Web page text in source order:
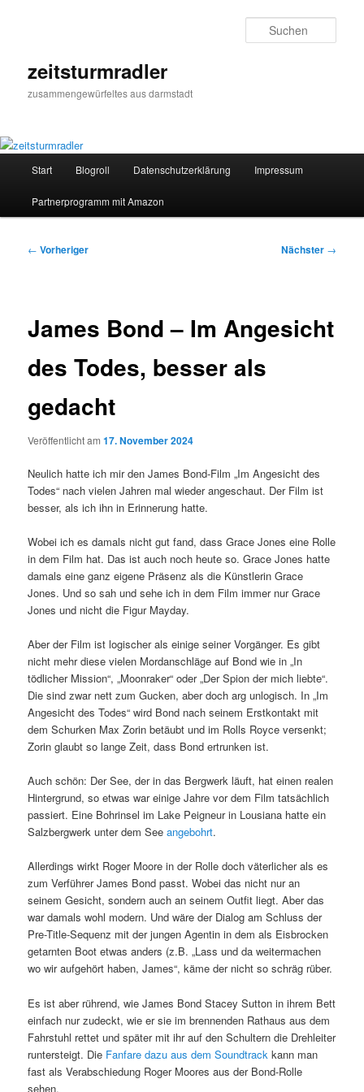
zeitsturmradler
zusammengewürfeltes aus darmstadt
Start Blogroll Datenschutzerklärung Impressum
Partnerprogramm mit Amazon
Beitragsnavigation
← Vorheriger Nächster →
James Bond – Im Angesicht
des Todes, besser als
gedacht
Veröffentlicht am17. November 2024
Neulich hatte ich mir den James Bond-Film „Im Angesicht des
Todes“ nach vielen Jahren mal wieder angeschaut. Der Film ist
besser, als ich ihn in Erinnerung hatte.
Wobei ich es damals nicht gut fand, dass Grace Jones eine Rolle
in dem Film hat. Das ist auch noch heute so. Grace Jones hatte
damals eine ganz eigene Präsenz als die Künstlerin Grace
Jones. Und so sah und sehe ich in dem Film immer nur Grace
Jones und nicht die Figur Mayday.
Aber der Film ist logischer als einige seiner Vorgänger. Es gibt
nicht mehr diese vielen Mordanschläge auf Bond wie in „In
tödlicher Mission“, „Moonraker“ oder „Der Spion der mich liebte“.
Die sind zwar nett zum Gucken, aber doch arg unlogisch. In „Im
Angesicht des Todes“ wird Bond nach seinem Erstkontakt mit
dem Schurken Max Zorin betäubt und im Rolls Royce versenkt;
Zorin glaubt so lange Zeit, dass Bond ertrunken ist.
Auch schön: Der See, der in das Bergwerk läuft, hat einen realen
Hintergrund, so etwas war einige Jahre vor dem Film tatsächlich
passiert. Eine Bohrinsel im Lake Peigneur in Lousiana hatte ein
Salzbergwerk unter dem Seeangebohrt.
Allerdings wirkt Roger Moore in der Rolle doch väterlicher als es
zum Verführer James Bond passt. Wobei das nicht nur an
seinem Gesicht, sondern auch an seinem Outfit liegt. Aber das
war damals wohl modern. Und wäre der Dialog am Schluss der
Pre-Title-Sequenz mit der jungen Agentin in dem als Eisbrocken
getarnten Boot etwas anders (z.B. „Lass und da weitermachen
wo wir aufgehört haben, James“, käme der nicht so schräg rüber.
Es ist aber rührend, wie James Bond Stacey Sutton in ihrem Bett
einfach nur zudeckt, wie er sie im brennenden Rathaus aus dem
Fahrstuhl rettet und später mit ihr auf den Schultern die Drehleiter
runtersteigt. Die Fanfare dazu aus dem Soundtrack kann man
fast als Verabschiedung Roger Moores aus der Bond-Rolle
sehen.